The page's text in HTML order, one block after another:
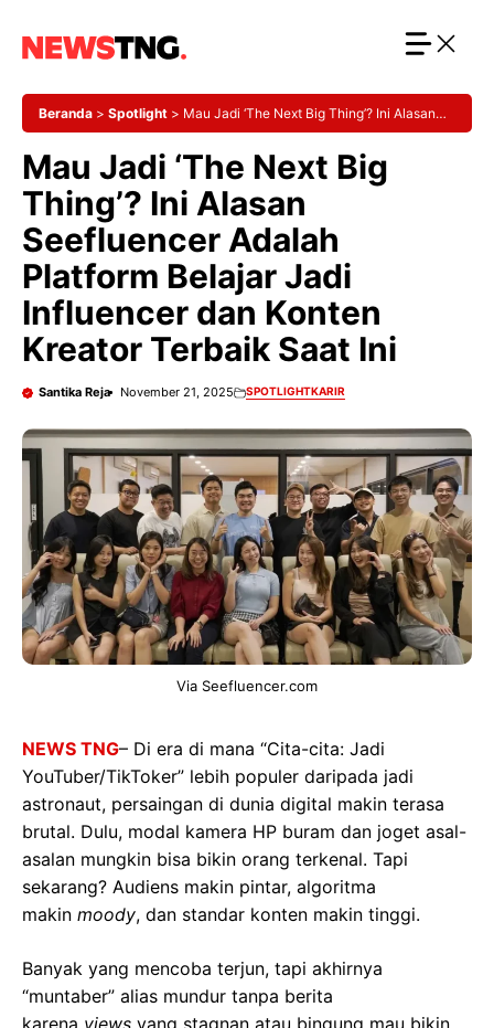
Beranda > Spotlight > Mau Jadi ‘The Next Big Thing’? Ini Alasan
Kreator Terbaik Saat Ini
Mau Jadi ‘The Next Big
Thing’? Ini Alasan
Seefluencer Adalah
Platform Belajar Jadi
Influencer dan Konten
Kreator Terbaik Saat Ini
Santika Reja November 21, 2025 SPOTLIGHTKARIR
Via Seefluencer.com
NEWS TNG– Di era di mana “Cita-cita: Jadi
YouTuber/TikToker” lebih populer daripada jadi
astronaut, persaingan di dunia digital makin terasa
brutal. Dulu, modal kamera HP buram dan joget asal-
asalan mungkin bisa bikin orang terkenal. Tapi
sekarang? Audiens makin pintar, algoritma
makin moody, dan standar konten makin tinggi.
Banyak yang mencoba terjun, tapi akhirnya
“muntaber” alias mundur tanpa berita
karena views yang stagnan atau bingung mau bikin